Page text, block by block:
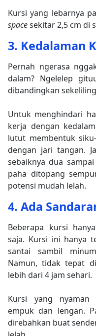
Kursi yang lebarnya
spacesekitar 2,5 cm di
3. Kedalaman
Pernah ngerasa
dalam? Ngelelep
dibandingkan
Untuk menghindari
kerja dengan
lutut membentuk
dengan jari tangan.
sebaiknya dua
paha ditopang
potensi mudah lelah.
4. Ada
Beberapa kursi
saja. Kursi ini hanya
santai sambil
Namun, tidak tepat
lebih dari 4 jam sehari.
Kursi yang nyaman
empuk dan lengan.
direbahkan buat